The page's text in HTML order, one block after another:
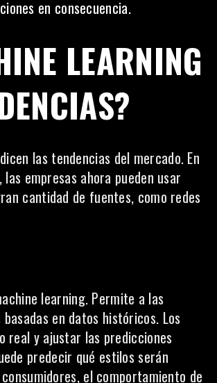
en consecuencia.
LEARNING
las tendencias del mercado. En
empresas ahora pueden usar
cantidad de fuentes, como redes
learning. Permite a las
en datos históricos. Los
real y ajustar las predicciones
predecir qué estilos serán
el comportamiento de